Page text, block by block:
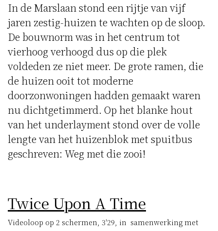
In de Marslaan stond een rijtje van vijf
jaren zestig-huizen te wachten op de sloop.
De bouwnorm was in het centrum tot
vierhoog verhoogd dus op die plek
voldeden ze niet meer. De grote ramen, die
de huizen ooit tot moderne
doorzonwoningen hadden gemaakt waren
nu dichtgetimmerd. Op het blanke hout
van het underlayment stond over de volle
lengte van het huizenblok met spuitbus
geschreven: Weg met die zooi!
Twice Upon A Time
Videoloop op 2 schermen, 3'29, in samenwerking met